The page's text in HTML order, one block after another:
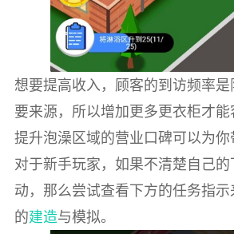
想要提高收入，顾客的到访频率
要来源，所以增加更多更衣柜才能
提升泡澡区域的营业口碑可以为你
对于新手玩家，如果不清楚自己
动，那么尝试查看下方的任务指
的建造与模拟。